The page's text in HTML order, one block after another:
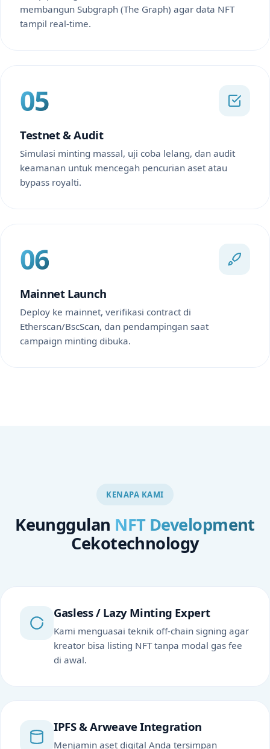
membangun Subgraph (The Graph) agar data NFT
tampil real-time.
05
Testnet & Audit
Simulasi minting massal, uji coba lelang, dan audit
keamanan untuk mencegah pencurian aset atau
bypass royalti.
06
Mainnet Launch
Deploy ke mainnet, verifikasi contract di
Etherscan/BscScan, dan pendampingan saat
campaign minting dibuka.
KENAPA KAMI
Keunggulan NFT Development
Cekotechnology
Gasless / Lazy Minting Expert
Kami menguasai teknik off-chain signing agar
kreator bisa listing NFT tanpa modal gas fee
di awal.
IPFS & Arweave Integration
Menjamin aset digital Anda tersimpan